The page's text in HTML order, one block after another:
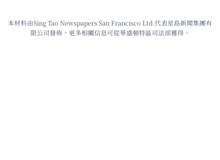
本材料由Sing Tao Newspapers San Francisco Ltd.代表星島新聞集團有
限公司發佈，更多相關信息可從華盛頓特區司法部獲得。